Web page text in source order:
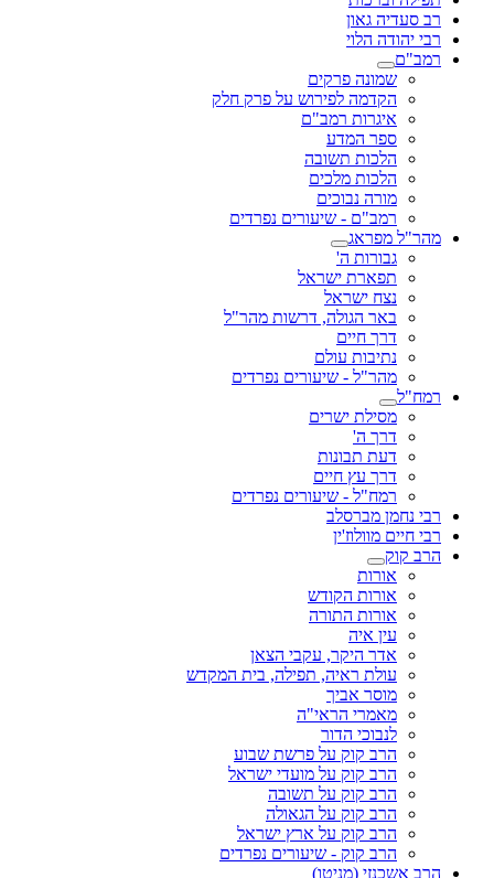
רב סעדיה גאון
רבי יהודה הלוי
רמב"ם
שמונה פרקים
הקדמה לפירוש על פרק חלק
איגרות רמב"ם
ספר המדע
הלכות תשובה
הלכות מלכים
מורה נבוכים
רמב"ם - שיעורים נפרדים
מהר"ל מפראג
גבורות ה'
תפארת ישראל
נצח ישראל
באר הגולה, דרשות מהר"ל
דרך חיים
נתיבות עולם
מהר"ל - שיעורים נפרדים
רמח"ל
מסילת ישרים
דרך ה'
דעת תבונות
דרך עץ חיים
רמח"ל - שיעורים נפרדים
רבי נחמן מברסלב
רבי חיים מוולוז'ין
הרב קוק
אורות
אורות הקודש
אורות התורה
עין איה
אדר היקר, עקבי הצאן
עולת ראיה, תפילה, בית המקדש
מוסר אביך
מאמרי הראי"ה
לנבוכי הדור
הרב קוק על פרשת שבוע
הרב קוק על מועדי ישראל
הרב קוק על תשובה
הרב קוק על הגאולה
הרב קוק על ארץ ישראל
הרב קוק - שיעורים נפרדים
הרב אשכנזי (מניטו)